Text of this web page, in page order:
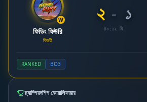
W
ফিডিং ফিউরি
বিজয়ী
২ - ১
৪০:১২ মি
RANKED BO3
চ্যাম্পিয়নশিপ কোয়ালিফায়ার